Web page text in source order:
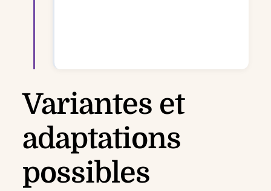
Variantes et
adaptations
possibles